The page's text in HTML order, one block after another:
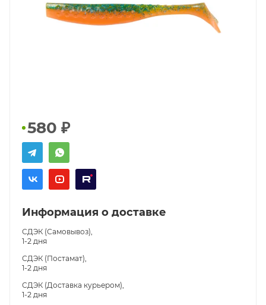
580 ₽
Информация о доставке
СДЭК (Самовывоз),
1-2 дня
СДЭК (Постамат),
1-2 дня
СДЭК (Доставка курьером),
1-2 дня